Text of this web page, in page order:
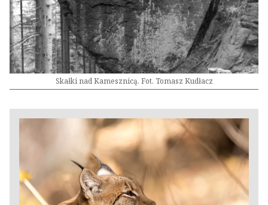
Skałki nad Kamesznicą. Fot. Tomasz Kudłacz